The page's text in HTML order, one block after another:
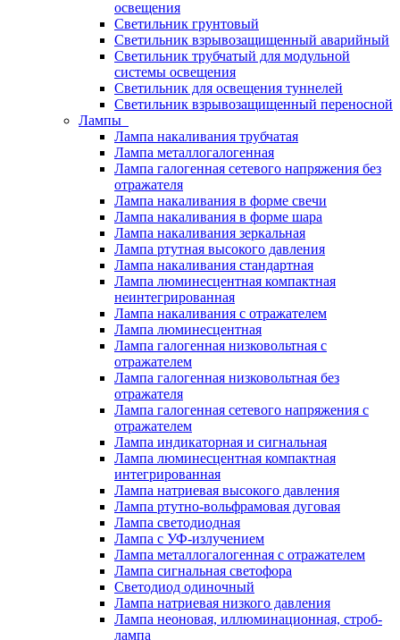
освещения
Светильник грунтовый
Светильник взрывозащищенный аварийный
Светильник трубчатый для модульной
системы освещения
Светильник для освещения туннелей
Светильник взрывозащищенный переносной
Лампы
Лампа накаливания трубчатая
Лампа металлогалогенная
Лампа галогенная сетевого напряжения без
отражателя
Лампа накаливания в форме свечи
Лампа накаливания в форме шара
Лампа накаливания зеркальная
Лампа ртутная высокого давления
Лампа накаливания стандартная
Лампа люминесцентная компактная
неинтегрированная
Лампа накаливания с отражателем
Лампа люминесцентная
Лампа галогенная низковольтная с
отражателем
Лампа галогенная низковольтная без
отражателя
Лампа галогенная сетевого напряжения с
отражателем
Лампа индикаторная и сигнальная
Лампа люминесцентная компактная
интегрированная
Лампа натриевая высокого давления
Лампа ртутно-вольфрамовая дуговая
Лампа светодиодная
Лампа с УФ-излучением
Лампа металлогалогенная с отражателем
Лампа сигнальная светофора
Светодиод одиночный
Лампа натриевая низкого давления
Лампа неоновая, иллюминационная, строб-
лампа